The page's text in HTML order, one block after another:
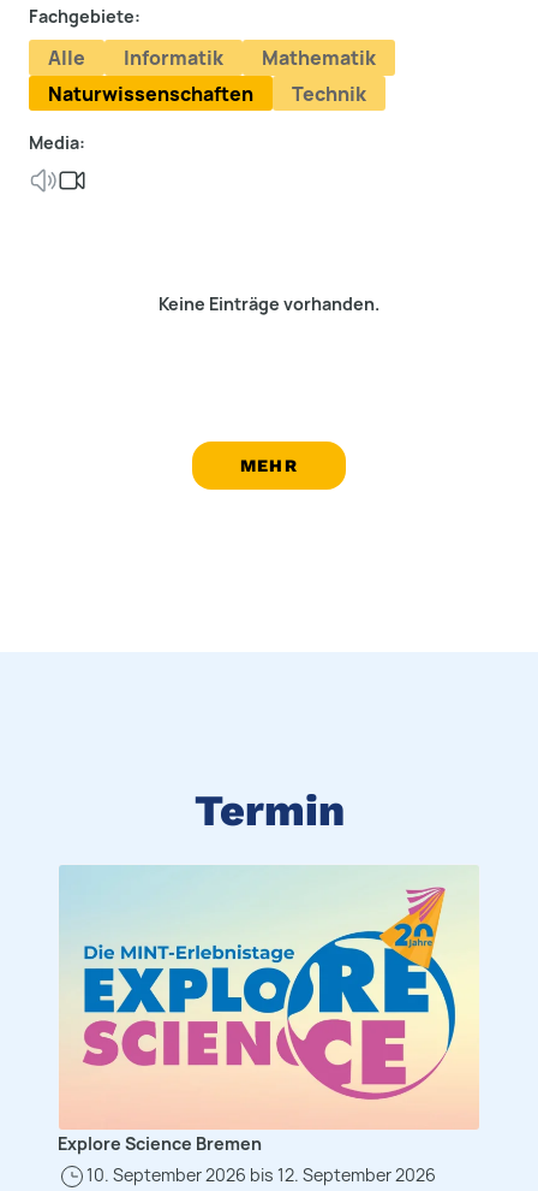
Fachgebiete:
Alle Informatik
Mathematik
Naturwissenschaften
Technik
Media:
Keine Einträge vorhanden.
MEHR
Termin
Explore Science Bremen
10. September 2026 bis 12. September 2026